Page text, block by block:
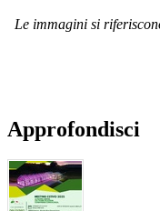
Le immagini si
Approfondisci